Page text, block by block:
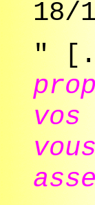
18/
"
vos